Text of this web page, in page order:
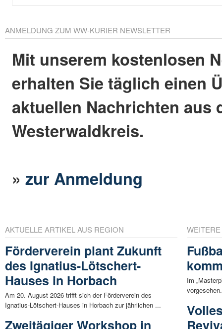
ANMELDUNG ZUM WW-KURIER NEWSLETTER
Mit unserem kostenlosen
erhalten Sie täglich einen
aktuellen Nachrichten aus
Westerwaldkreis.
»zur Anmeldung
AKTUELLE ARTIKEL AUS REGION
Förderverein plant Zukunft
des Ignatius-Lötschert-
Hauses in Horbach
Am 20. August 2026 trifft sich der Förderverein des
Ignatius-Lötschert-Hauses in Horbach zur jährlichen ...
Zweitägiger Workshop in
Im